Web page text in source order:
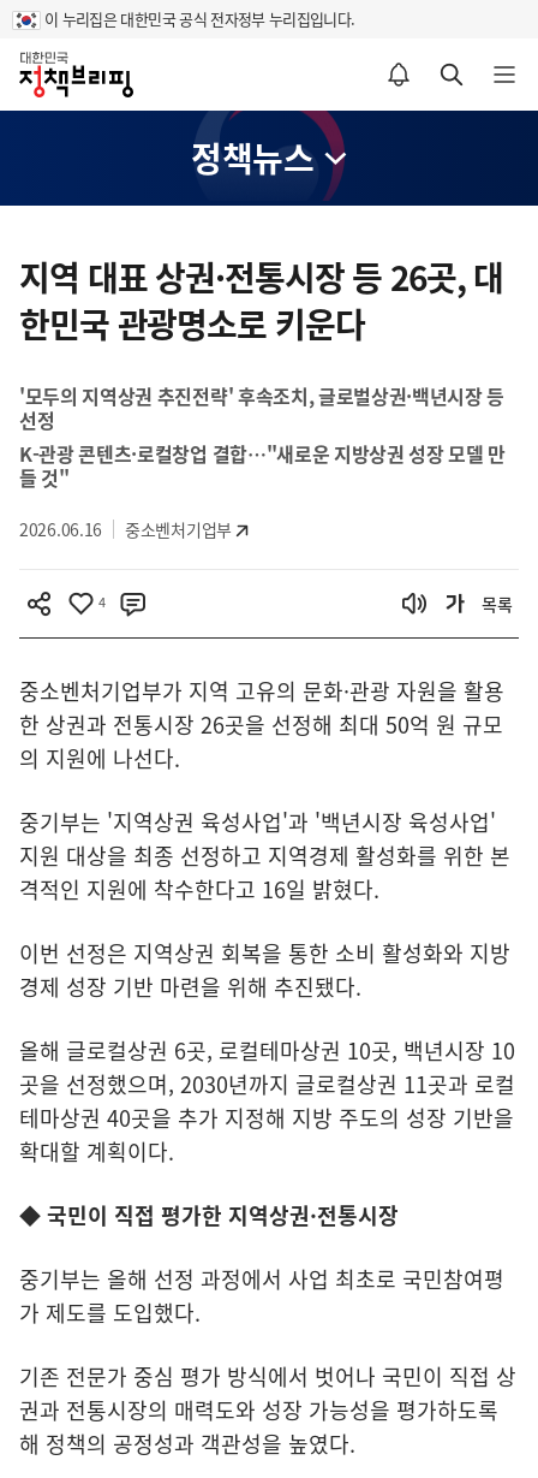
이 누리집은 대한민국 공식 전자정부 누리집입니다.
홈
알림설정 바로가기 검색 바로가기 메뉴 열기
정책뉴스
텐
츠
영
지역 대표 상권·전통시장 등 26곳, 대
한민국 관광명소로 키운다
'모두의 지역상권 추진전략' 후속조치, 글로벌상권·백년시장 등
선정
K-관광 콘텐츠·로컬창업 결합…"새로운 지방상권 성장 모델 만
들 것"
2026.06.16 중소벤처기업부
4 목록
중소벤처기업부가 지역 고유의 문화·관광 자원을 활용
한 상권과 전통시장 26곳을 선정해 최대 50억 원 규모
의 지원에 나선다.
중기부는 '지역상권 육성사업'과 '백년시장 육성사업'
지원 대상을 최종 선정하고 지역경제 활성화를 위한 본
격적인 지원에 착수한다고 16일 밝혔다.
이번 선정은 지역상권 회복을 통한 소비 활성화와 지방
경제 성장 기반 마련을 위해 추진됐다.
올해 글로컬상권 6곳, 로컬테마상권 10곳, 백년시장 10
곳을 선정했으며, 2030년까지 글로컬상권 11곳과 로컬
테마상권 40곳을 추가 지정해 지방 주도의 성장 기반을
확대할 계획이다.
◆ 국민이 직접 평가한 지역상권·전통시장
중기부는 올해 선정 과정에서 사업 최초로 국민참여평
가 제도를 도입했다.
기존 전문가 중심 평가 방식에서 벗어나 국민이 직접 상
권과 전통시장의 매력도와 성장 가능성을 평가하도록
해 정책의 공정성과 객관성을 높였다.